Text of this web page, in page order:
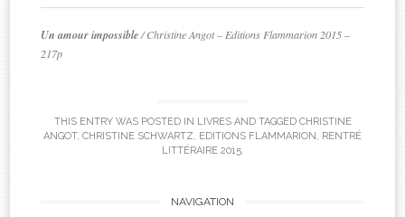
Un amour impossible/ Christine Angot – Editions Flammarion 2015 –
217p
THIS ENTRY WAS POSTED IN LIVRESAND TAGGED CHRISTINE
ANGOT, CHRISTINE SCHWARTZ, EDITIONS FLAMMARION , RENTRÉ
LITTÉRAIRE 2015.
NAVIGATION